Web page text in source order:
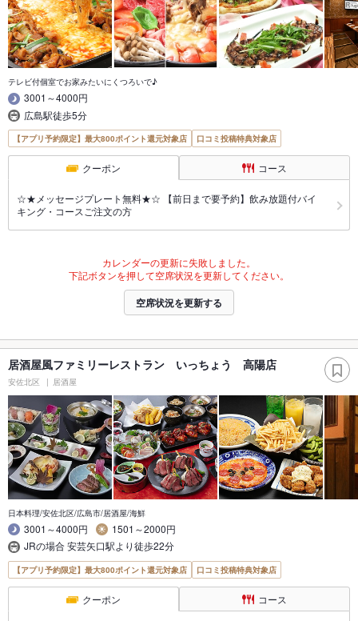
テレビ付個室でお家みたいにくつろいで♪
3001～4000円
広島駅徒歩5分
【アプリ予約限定】最大800ポイント還元対象店 口コミ投稿特典対象店
クーポン コース
☆★メッセージプレート無料★☆ 【前日まで要予約】飲み放題付バイ
キング・コースご注文の方
カレンダーの更新に失敗しました。
下記ボタンを押して空席状況を更新してください。
空席状況を更新する
居酒屋風ファミリーレストラン いっちょう 高陽店
安佐北区 居酒屋
日本料理/安佐北区/広島市/居酒屋/海鮮
3001～4000円
1501～2000円
JRの場合 安芸矢口駅より徒歩22分
【アプリ予約限定】最大800ポイント還元対象店 口コミ投稿特典対象店
クーポン コース